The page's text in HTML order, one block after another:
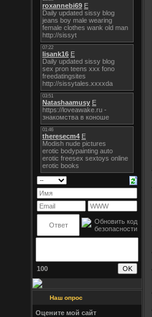
100
Наш опрос
Оцените мой сайт